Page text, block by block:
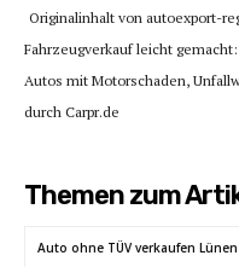
Originalinhalt von autoexport-
Fahrzeugverkauf leicht
Autos mit Motorschaden,
durch Carpr.de
Themen zum
Auto ohne TÜV verkaufen Lünen